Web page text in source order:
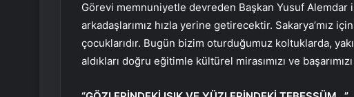
Görevi memnuniyetle devreden Başkan Yusuf Alemdar
arkadaşlarımız hızla yerine getirecektir. Sakarya’mız
çocuklarıdır. Bugün bizim oturduğumuz koltuklarda,
aldıkları doğru eğitimle kültürel mirasımızı ve